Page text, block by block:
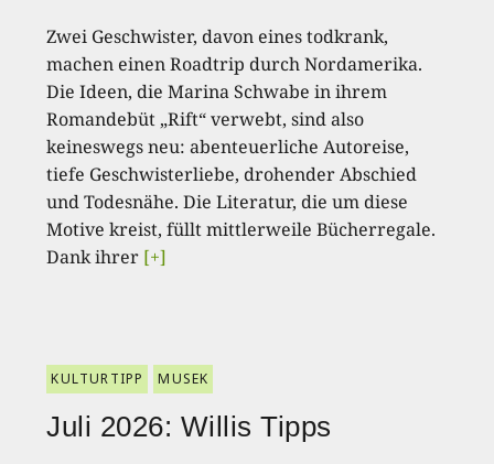
Zwei Geschwister, davon eines todkrank,
machen einen Roadtrip durch Nordamerika.
Die Ideen, die Marina Schwabe in ihrem
Romandebüt „Rift“ verwebt, sind also
keineswegs neu: abenteuerliche Autoreise,
tiefe Geschwisterliebe, drohender Abschied
und Todesnähe. Die Literatur, die um diese
Motive kreist, füllt mittlerweile Bücherregale.
Dank ihrer [+]
KULTURTIPP MUSEK
Juli 2026: Willis Tipps